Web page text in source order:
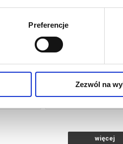
Preferencje
Zezwól na
ODYSEJA
08.08.2026,
więcej